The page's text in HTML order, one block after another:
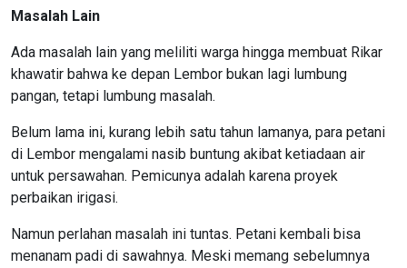
Masalah Lain
Ada masalah lain yang meliliti warga hingga membuat Rikar
khawatir bahwa ke depan Lembor bukan lagi lumbung
pangan, tetapi lumbung masalah.
Belum lama ini, kurang lebih satu tahun lamanya, para petani
di Lembor mengalami nasib buntung akibat ketiadaan air
untuk persawahan. Pemicunya adalah karena proyek
perbaikan irigasi.
Namun perlahan masalah ini tuntas. Petani kembali bisa
menanam padi di sawahnya. Meski memang sebelumnya